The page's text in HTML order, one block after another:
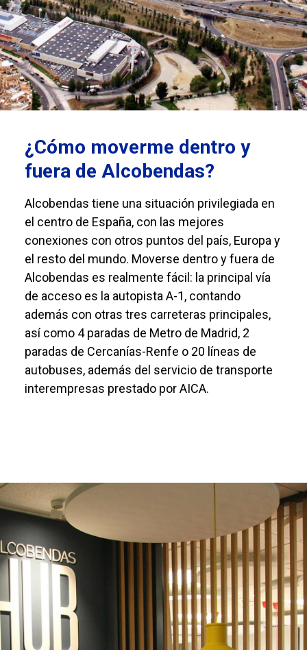
¿Cómo moverme dentro y
fuera de Alcobendas?
Alcobendas tiene una situación privilegiada en
el centro de España, con las mejores
conexiones con otros puntos del país, Europa y
el resto del mundo. Moverse dentro y fuera de
Alcobendas es realmente fácil: la principal vía
de acceso es la autopista A-1, contando
además con otras tres carreteras principales,
así como 4 paradas de Metro de Madrid, 2
paradas de Cercanías-Renfe o 20 líneas de
autobuses, además del servicio de transporte
interempresas prestado por AICA.